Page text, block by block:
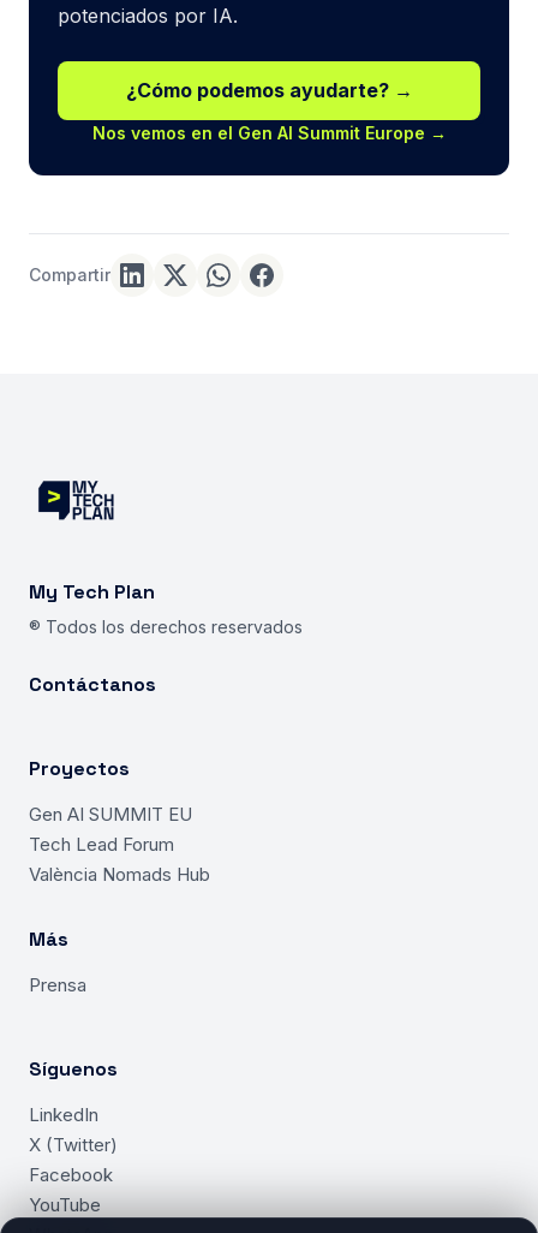
potenciados por IA.
¿Cómo podemos ayudarte? →
Nos vemos en el Gen AI Summit Europe →
Compartir
My Tech Plan
® Todos los derechos reservados
Contáctanos
Proyectos
Gen AI SUMMIT EU
Tech Lead Forum
València Nomads Hub
Más
Prensa
Síguenos
LinkedIn
X (Twitter)
Facebook
YouTube